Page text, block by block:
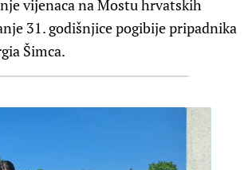
vijenaca na Mostu hrvatskih
31. godišnjice pogibije pripadnika
Šimca.